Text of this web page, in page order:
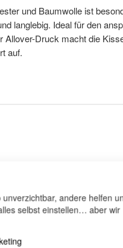
andere helfen
selbst einstellen… aber wir
und Baumwolle ist
langlebig. Ideal für den
Allover-Druck macht die
auf.